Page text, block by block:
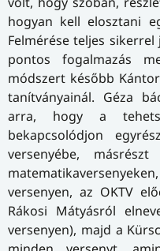
hogyan kell elosztani
Felmérése teljes
pontos fogalmazás
módszert később
tanítványainál. Géza
arra, hogy a
bekapcsolódjon
versenyébe,
versenyen, az OKTV
Rákosi Mátyásról
versenyen), majd a